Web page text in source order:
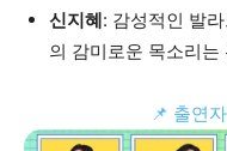
신지혜: 감성적인 발
의 감미로운 목소리
📌 출연